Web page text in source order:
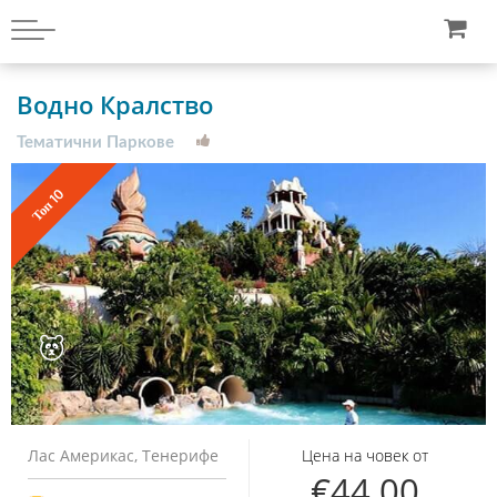
Водно Кралство
Тематични Паркове
Топ 10
Лас Америкас, Тенерифе Цена на човек от